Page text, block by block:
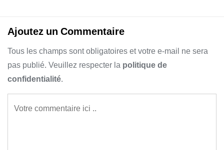
Ajoutez un Commentaire
Tous les champs sont obligatoires et votre e-mail ne sera
pas publié. Veuillez respecter lapolitique de
confidentialité.